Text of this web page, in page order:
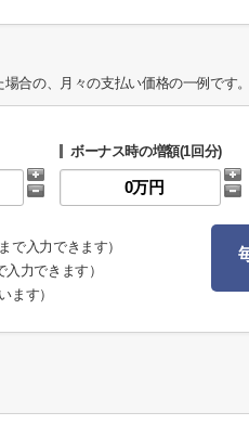
場合の、月々の支払い価格の一例です
ボーナス時の増額(1回分)
で入力できます）
入力できます）
ます）